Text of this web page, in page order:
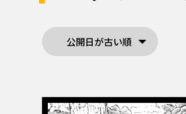
公開日が古い順